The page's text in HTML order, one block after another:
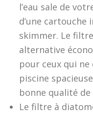
l’eau sale de
d’une cartouche
skimmer. Le
alternative
pour ceux qui ne
piscine
bonne qualité
Le filtre à